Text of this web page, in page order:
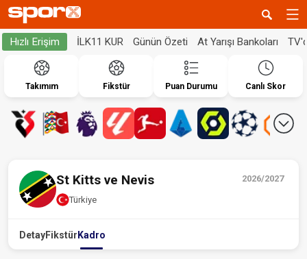
Hızlı Erişim İLK11 KUR Günün Özeti At Yarışı Bankoları
Takımım Fikstür Puan Durumu Canlı Skor
2026/2027
St Kitts ve Nevis
Türkiye
DetayFikstür Kadro